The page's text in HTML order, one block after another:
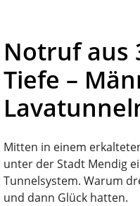
Notruf aus
Tiefe –
Mitten in einem
unter der Stadt Mendig
Tunnelsystem. Warum
und dann Glück hatten.